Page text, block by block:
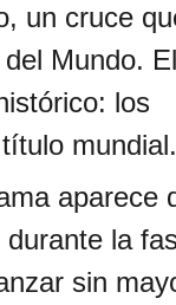
un cruce
Mundo. El
los
mundial.
aparece
la
sin